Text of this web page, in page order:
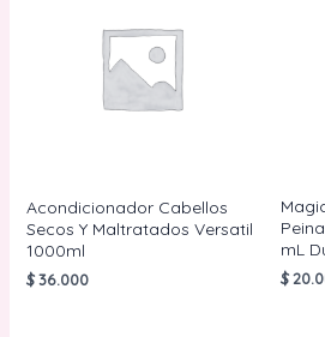
Acondicionador Cabellos
Secos Y Maltratados Versatil
1000ml
$36.000
mL
$